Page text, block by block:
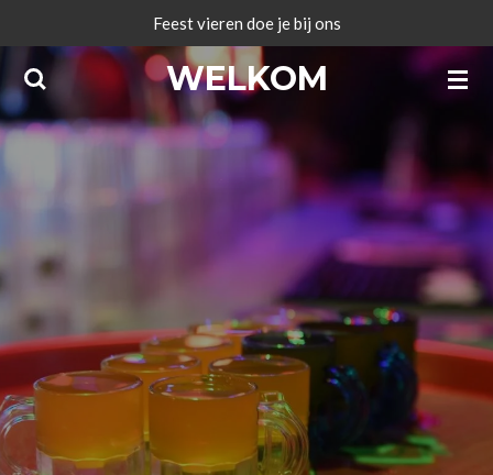
direct
naar
de
hoofdinhoud
WELKOM
Feest vieren doe je bij ons